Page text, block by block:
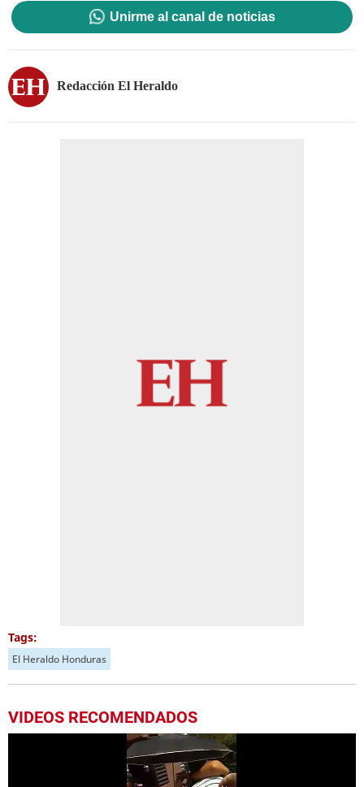
Unirme al canal de noticias
Redacción El Heraldo
Tags:
El Heraldo Honduras
VIDEOS RECOMENDADOS